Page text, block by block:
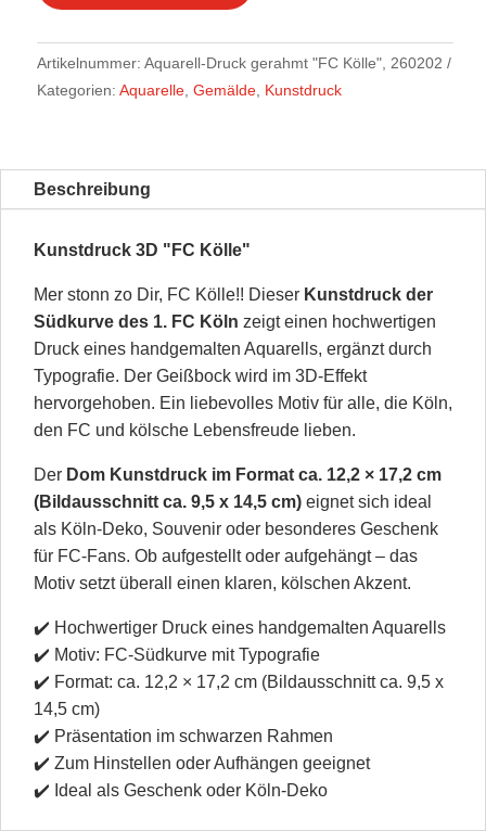
Artikelnummer:Aquarell-Druck gerahmt "FC Kölle", 260202
Kategorien:Aquarelle ,Gemälde Kunstdruck
Beschreibung
Kunstdruck 3D "FC Kölle"
Mer stonn zo Dir, FC Kölle!! Dieser Kunstdruck der
Südkurve des 1. FC Köln zeigt einen hochwertigen
Druck eines handgemalten Aquarells, ergänzt durch
Typografie. Der Geißbock wird im 3D-Effekt
hervorgehoben. Ein liebevolles Motiv für alle, die Köln,
den FC und kölsche Lebensfreude lieben.
Der Dom Kunstdruck im Format ca. 12,2 × 17,2 cm
(Bildausschnitt ca. 9,5 x 14,5 cm) eignet sich ideal
als Köln-Deko, Souvenir oder besonderes Geschenk
für FC-Fans. Ob aufgestellt oder aufgehängt – das
Motiv setzt überall einen klaren, kölschen Akzent.
✔️ Hochwertiger Druck eines handgemalten Aquarells
✔️ Motiv: FC-Südkurve mit Typografie
✔️ Format: ca. 12,2 × 17,2 cm (Bildausschnitt ca. 9,5 x
14,5 cm)
✔️ Präsentation im schwarzen Rahmen
✔️ Zum Hinstellen oder Aufhängen geeignet
✔️ Ideal als Geschenk oder Köln-Deko